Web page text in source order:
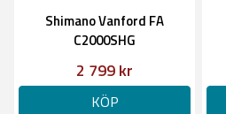
Shimano Vanford FA
C2000SHG
2 799 kr
KÖP